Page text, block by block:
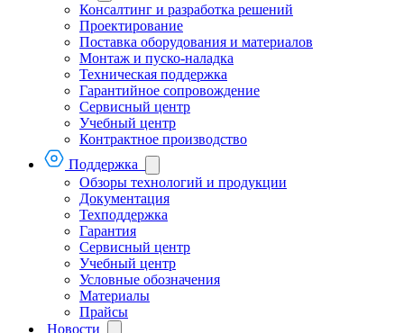
Консалтинг и разработка решений
Проектирование
Поставка оборудования и материалов
Монтаж и пуско-наладка
Техническая поддержка
Гарантийное сопровождение
Сервисный центр
Учебный центр
Контрактное производство
Поддержка
Обзоры технологий и продукции
Документация
Техподдержка
Гарантия
Сервисный центр
Учебный центр
Условные обозначения
Материалы
Прайсы
Новости